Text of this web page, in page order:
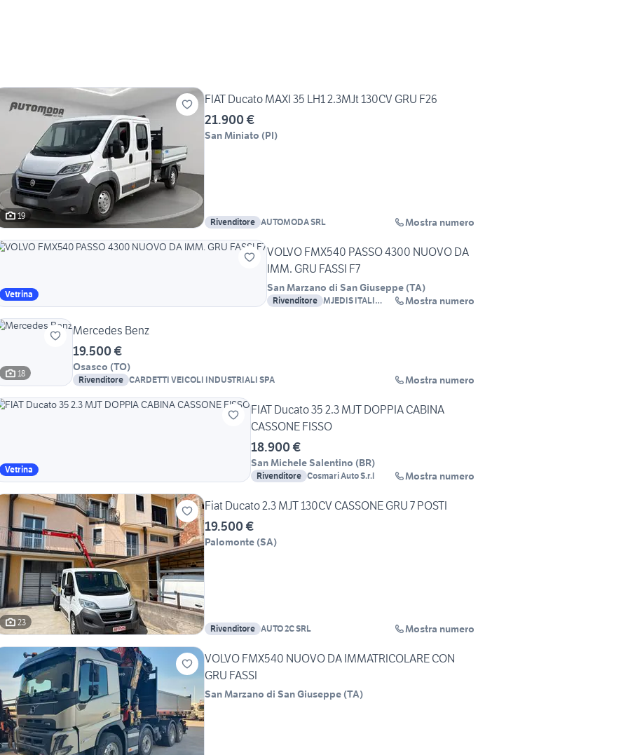
19
FIAT Ducato MAXI 35 LH1 2.3MJt 130CV GRU F26
21.900 €
San Miniato (PI)
Rivenditore AUTOMODA SRL Mostra numero
Vetrina
VOLVO FMX540 PASSO 4300 NUOVO DA
IMM. GRU FASSI F7
San Marzano di San Giuseppe (TA)
Rivenditore MJEDIS ITALI
Mostra numero
18
Mercedes Benz
19.500 €
Osasco (TO)
Rivenditore CARDETTI VEICOLI INDUSTRIALI SPA Mostra numero
Vetrina
FIAT Ducato 35 2.3 MJT DOPPIA CABINA
CASSONE FISSO
18.900 €
San Michele Salentino (BR)
Rivenditore Cosmari Auto S.r.l Mostra numero
23
Fiat Ducato 2.3 MJT 130CV CASSONE GRU 7 POSTI
19.500 €
Palomonte (SA)
Rivenditore AUTO 2C SRL Mostra numero
VOLVO FMX540 NUOVO DA IMMATRICOLARE CON
GRU FASSI
San Marzano di San Giuseppe (TA)